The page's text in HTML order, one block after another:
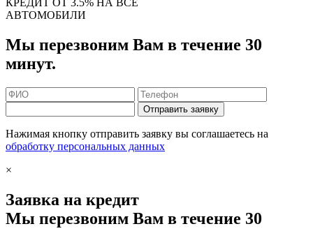
КРЕДИТ ОТ 3.5% НА ВСЕ
АВТОМОБИЛИ
Мы перезвоним Вам в течение 30
минут.
Отправить заявку
Нажимая кнопку отправить заявку вы соглашаетесь на
обработку персональных данных
×
Заявка на кредит
Мы перезвоним Вам в течение 30